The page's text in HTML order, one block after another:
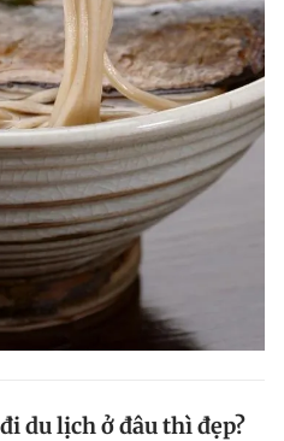
du lịch ở đâu thì đẹp?